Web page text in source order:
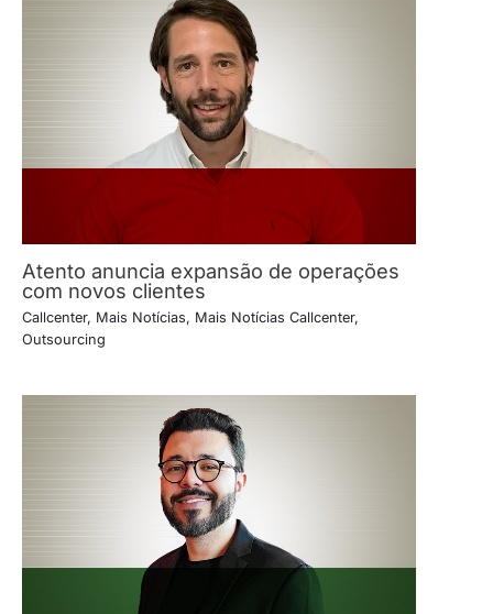
Atento anuncia expansão de operações
com novos clientes
Callcenter, Mais Notícias, Mais Notícias Callcenter,
Outsourcing